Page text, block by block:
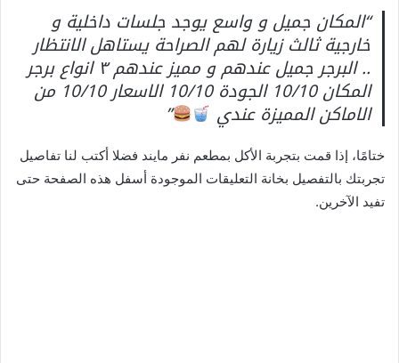
“المكان جميل و واسع يوجد جلسات داخلية و
خارجية ثالث زيارة لهم الصراحة يستاهل الانتظار
.. البرجر جميل عندهم و مميز عندهم ٣ انواع برجر
المكان 10/10 الجودة 10/10 الاسعار 10/10 من
الاماكن المميزة عندي ”
ختامًا، إذا قمت بتجربة الأكل بمطعم نفر مايند فضلا أكتب لنا تفاصيل
تجربتك بالتفصيل بخانة التعليقات الموجودة أسفل هذه الصفحة حتى
تفيد الآخرين.